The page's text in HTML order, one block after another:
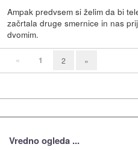
Ampak predvsem si želim da bi
začrtala druge smernice in nas
dvomim.
« 1 2 »
Vredno ogleda ...